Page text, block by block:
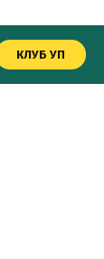
КЛУБ УП